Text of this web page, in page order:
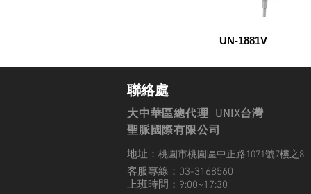
UN-1881V
聯絡處
大中華區總代理 UNIX台灣
聖脈國際有限公司
地址： 桃園市桃園區中正路1071號7樓之8
客服專線：03-3168560
上班時間：9:00~17:30